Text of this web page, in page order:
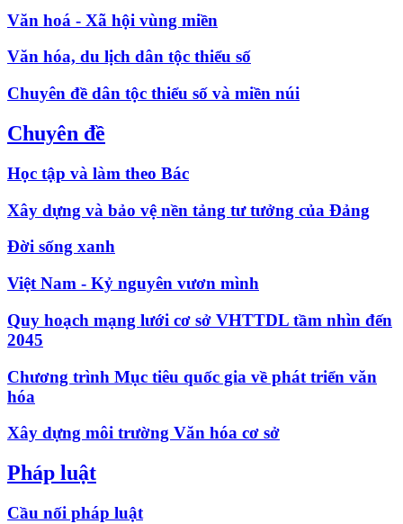
Văn hoá - Xã hội vùng miền
Văn hóa, du lịch dân tộc thiểu số
Chuyên đề dân tộc thiểu số và miền núi
Chuyên đề
Học tập và làm theo Bác
Xây dựng và bảo vệ nền tảng tư tưởng của Đảng
Đời sống xanh
Việt Nam - Kỷ nguyên vươn mình
Quy hoạch mạng lưới cơ sở VHTTDL tầm nhìn đến
2045
Chương trình Mục tiêu quốc gia về phát triển văn
hóa
Xây dựng môi trường Văn hóa cơ sở
Pháp luật
Cầu nối pháp luật